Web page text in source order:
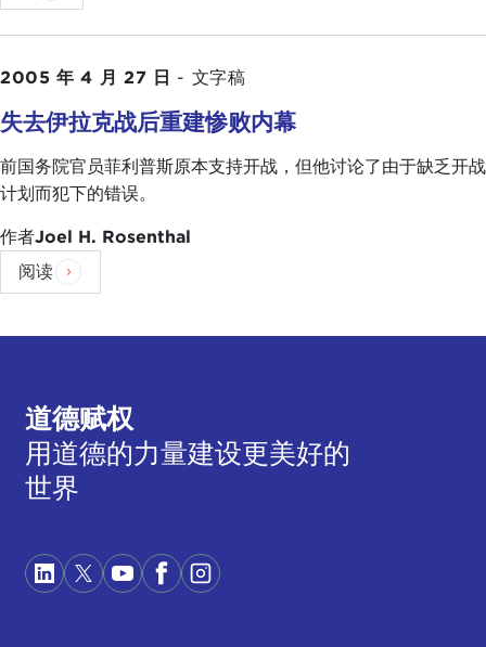
2005 年 4 月 27 日 - 文字稿
失去伊拉克战后重建惨败内幕
前国务院官员菲利普斯原本支持开战，但他讨论了由于缺乏开战
计划而犯下的错误。
作者Joel H. Rosenthal
阅读
道德赋权
用道德的力量建设更美好的
世界